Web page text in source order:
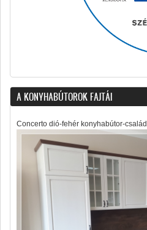
A KONYHABÚTOROK FAJTÁI
Concerto dió-fehér konyhabútor-család